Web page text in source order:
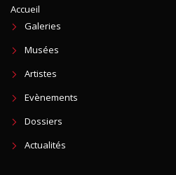
Accueil
Galeries
Musées
Artistes
Evènements
Dossiers
Actualités